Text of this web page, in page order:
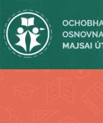
main
content